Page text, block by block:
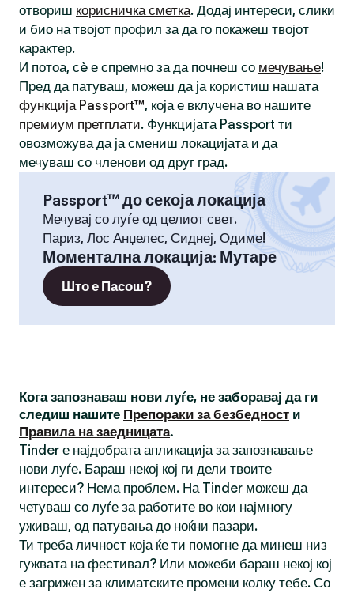
отвориш корисничка сметка. Додај интереси, слики
и био на твојот профил за да го покажеш твојот
карактер.
И потоа, сè е спремно за да почнеш со мечување!
Пред да патуваш, можеш да ја користиш нашата
функција Passport™, која е вклучена во нашите
премиум претплати. Функцијата Passport ти
овозможува да ја смениш локацијата и да
мечуваш со членови од друг град.
Passport™ до секоја локација
Мечувај со луѓе од целиот свет.
Париз, Лос Анџелес, Сиднеј, Одиме!
Моментална локација: Мутаре
Што е Пасош?
Кога запознаваш нови луѓе, не заборавај да ги
следиш нашите Препораки за безбедност и
Правила на заедницата.
Tinder е најдобрата апликација за запознавање
нови луѓе. Бараш некој кој ги дели твоите
интереси? Нема проблем. На Tinder можеш да
четуваш со луѓе за работите во кои најмногу
уживаш, од патувања до ноќни пазари.
Ти треба личност која ќе ти помогне да минеш низ
гужвата на фестивал? Или можеби бараш некој кој
е загрижен за климатските промени колку тебе. Со